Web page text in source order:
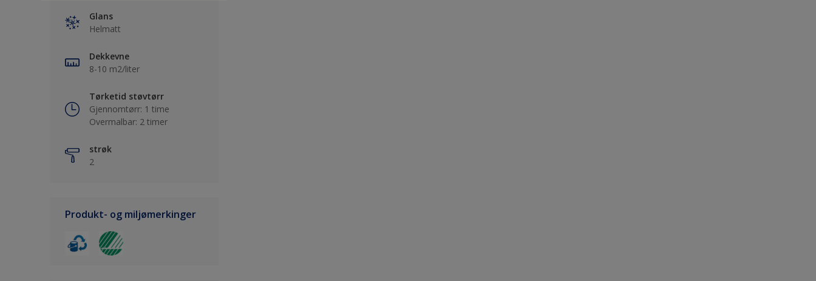
Glans
Helmatt
Dekkevne
8-10 m2/liter
Tørketid støvtørr
Gjennomtørr: 1 time
Overmalbar: 2 timer
strøk
2
Produkt- og miljømerkinger